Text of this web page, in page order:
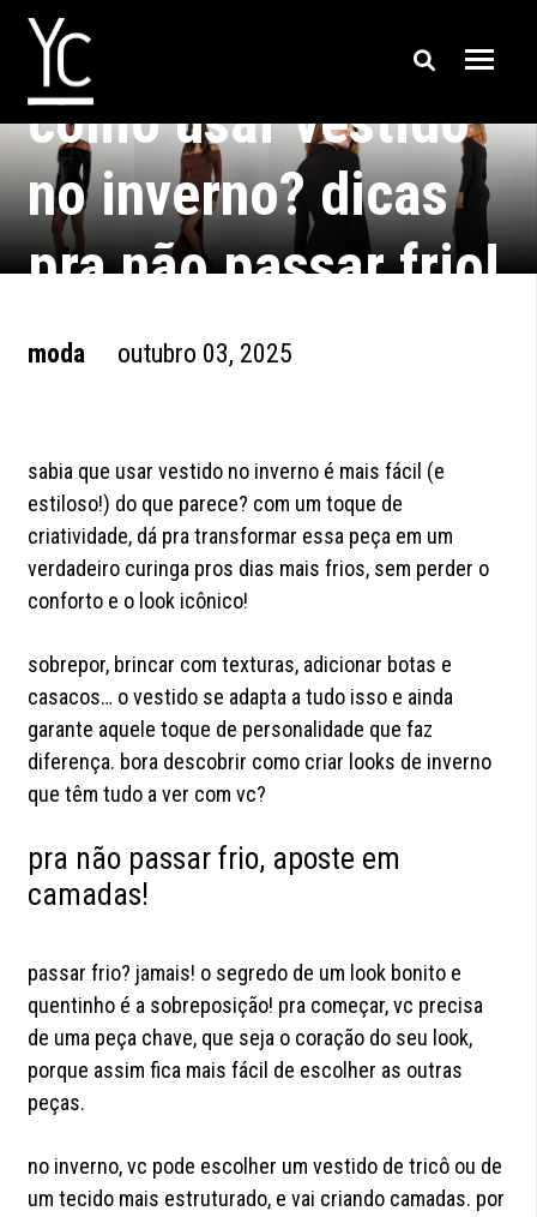
como usar vestido
no inverno? dicas
pra não passar frio!
moda outubro 03, 2025
sabia que usar vestido no inverno é mais fácil (e
estiloso!) do que parece? com um toque de
criatividade, dá pra transformar essa peça em um
verdadeiro curinga pros dias mais frios, sem perder o
conforto e o look icônico!
sobrepor, brincar com texturas, adicionar botas e
casacos… o vestido se adapta a tudo isso e ainda
garante aquele toque de personalidade que faz
diferença. bora descobrir como criar looks de inverno
que têm tudo a ver com vc?
pra não passar frio, aposte em
camadas!
passar frio? jamais! o segredo de um look bonito e
quentinho é a sobreposição! pra começar, vc precisa
de uma peça chave, que seja o coração do seu look,
porque assim fica mais fácil de escolher as outras
peças.
no inverno, vc pode escolher um vestido de tricô ou de
um tecido mais estruturado, e vai criando camadas. por